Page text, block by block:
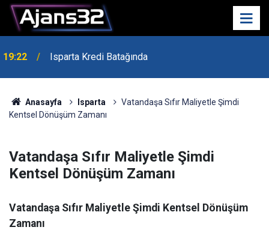
19:22 Isparta Kredi Batağında
Anasayfa Isparta
Vatandaşa Sıfır Maliyetle Şimdi
Kentsel Dönüşüm Zamanı
Vatandaşa Sıfır Maliyetle Şimdi
Kentsel Dönüşüm Zamanı
Vatandaşa Sıfır Maliyetle Şimdi Kentsel Dönüşüm
Zamanı